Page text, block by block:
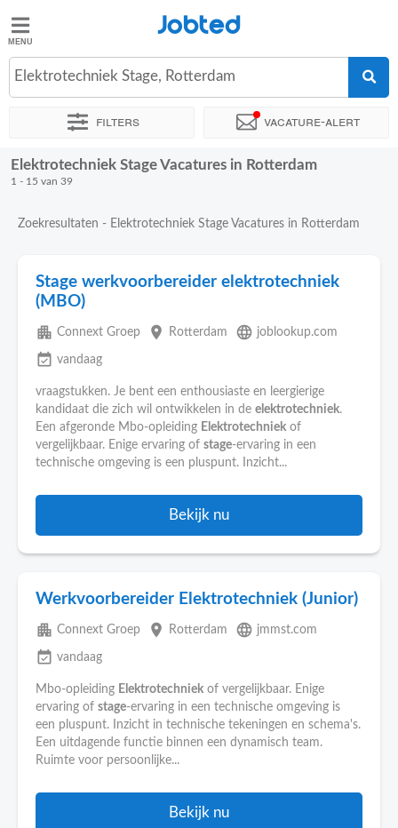
Jobted
Vacatures
Salarissen
Jobted
Elektrotechniek Stage, Rotterdam
Filters Vacature-alert
Sorteer op Exacte locatie Bedrijf Soort dienstverband
Elektrotechniek Stage Vacatures in Rotterdam
1 - 15 van 39
Zoekresultaten - Elektrotechniek Stage Vacatures in Rotterdam
Stage werkvoorbereider elektrotechniek
(MBO)
apartment Connext Groep place Rotterdam language joblookup.com
event_available vandaag
vraagstukken. Je bent een enthousiaste en leergierige
kandidaat die zich wil ontwikkelen in de elektrotechniek.
Een afgeronde Mbo-opleiding Elektrotechniek of
vergelijkbaar. Enige ervaring of stage-ervaring in een
technische omgeving is een pluspunt. Inzicht...
Bekijk nu
Werkvoorbereider Elektrotechniek (Junior)
apartment Connext Groep place Rotterdam language jmmst.com
event_available vandaag
Mbo-opleiding Elektrotechniek of vergelijkbaar. Enige
ervaring of stage-ervaring in een technische omgeving is
een pluspunt. Inzicht in technische tekeningen en schema's.
Een uitdagende functie binnen een dynamisch team.
Ruimte voor persoonlijke...
Bekijk nu